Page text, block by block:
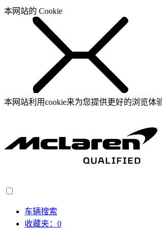
本网站的 Cookie
本网站利用cookie来为您提供更好的浏览体
车辆搜索
收藏夹： 0